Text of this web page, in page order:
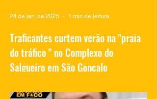
Traficantes curtem verão na "praia
do tráfico " no Complexo do
Salgueiro em São Gonçalo
mostram traficantes do Complexo do
24 de jan. de 2025 1 min de leitura